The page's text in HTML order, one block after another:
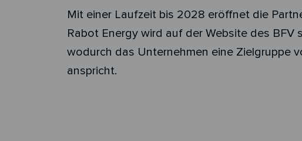
Mit einer Laufzeit bis 2028 eröffnet die
Rabot Energy wird auf der Website des
wodurch das Unternehmen eine Zielgruppe
anspricht.